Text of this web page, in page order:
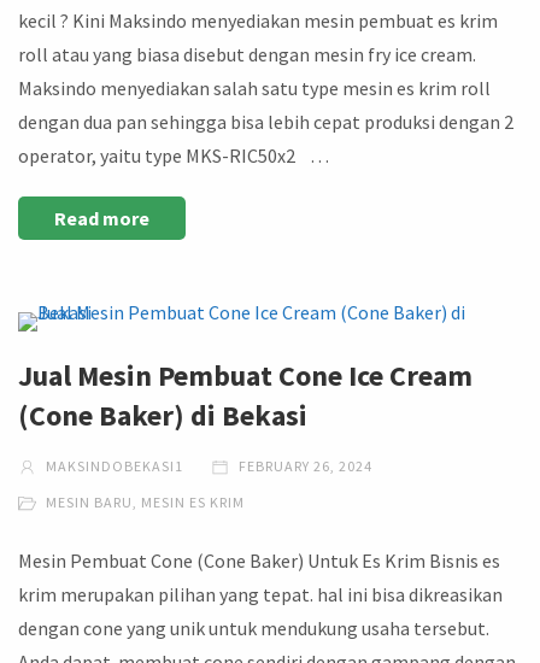
kecil ? Kini Maksindo menyediakan mesin pembuat es krim
roll atau yang biasa disebut dengan mesin fry ice cream.
Maksindo menyediakan salah satu type mesin es krim roll
dengan dua pan sehingga bisa lebih cepat produksi dengan 2
operator, yaitu type MKS-RIC50x2 …
Read more
Jual Mesin Pembuat Cone Ice Cream
(Cone Baker) di Bekasi
MAKSINDOBEKASI1 FEBRUARY 26, 2024
MESIN BARU MESIN ES KRIM
Mesin Pembuat Cone (Cone Baker) Untuk Es Krim Bisnis es
krim merupakan pilihan yang tepat. hal ini bisa dikreasikan
dengan cone yang unik untuk mendukung usaha tersebut.